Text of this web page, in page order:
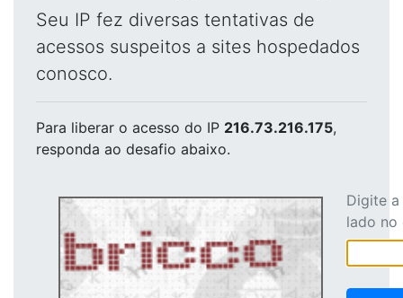
Seu IP fez diversas tentativas de
acessos suspeitos a sites hospedados
conosco.
Para liberar o acesso do IP 216.73.216.175,
responda ao desafio abaixo.
Digite
lado no